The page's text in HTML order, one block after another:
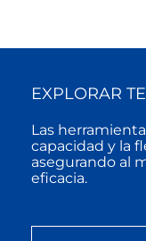
EXPLORAR
Las
capacidad y la
asegurando al
eficacia.